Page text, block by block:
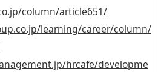
column/article651/
learning/career/column/
hrcafe/developme